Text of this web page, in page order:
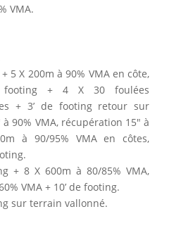
VMA.
5 X 200m à 90% VMA en côte,
footing + 4 X 30 foulées
+ 3’ de footing retour sur
90% VMA, récupération 15″ à
à 90/95% VMA en côtes,
+ 8 X 600m à 80/85% VMA,
VMA + 10’ de footing.
sur terrain vallonné.